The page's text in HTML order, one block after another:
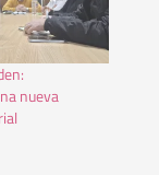
nueva